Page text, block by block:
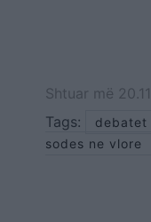
Shtuar më
Tags:
debatet
sodes ne vlore